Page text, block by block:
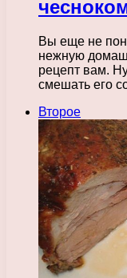
Вы еще не
нежную
рецепт вам.
смешать его
Второе